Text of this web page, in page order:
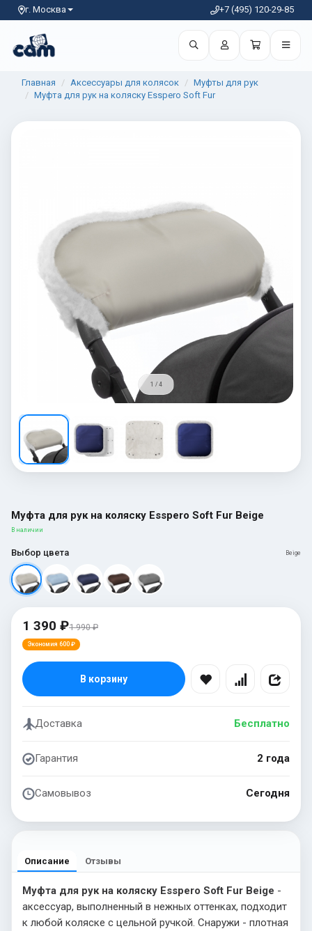
г. Москва +7 (495) 120-29-85
Главная Аксессуары для колясок
Муфты для рук
Муфта для рук на коляску Esspero Soft Fur
1 / 4
Муфта для рук на коляску Esspero Soft Fur Beige
В наличии
Выбор цвета Beige
1 390 ₽1 990 ₽
Экономия 600 ₽
В корзину
Доставка Бесплатно
Гарантия 2 года
Самовывоз Сегодня
Описание Отзывы
Муфта для рук на коляску Esspero Soft Fur Beige -
аксессуар, выполненный в нежных оттенках, подходит
к любой коляске с цельной ручкой. Снаружи - плотная